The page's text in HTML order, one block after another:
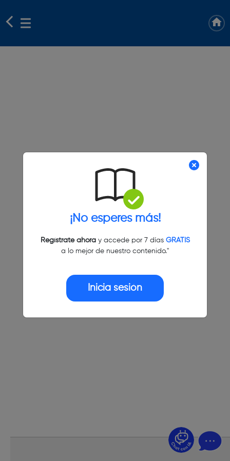
¡No esperes más!
Regístrate ahoray accede por 7 días GRATIS
a lo mejor de nuestro contenido."
Inicia sesión